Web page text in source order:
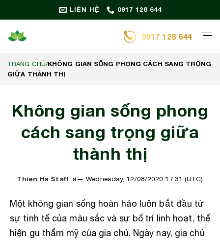
qua
dung
LIÊN HỆ 0917 128 644
0917 128 644
TRANG CHỦ/KHÔNG GIAN SỐNG PHONG CÁCH SANG TRỌNG
GIỮA THÀNH THỊ
Không gian sống phong
cách sang trọng giữa
thành thị
Thien Ha Staff Wednesday, 12/08/2020 17:31 (UTC)
Một không gian sống hoàn hảo luôn bắt đầu từ
sự tinh tế của màu sắc và sự bố trí linh hoạt, thể
hiện gu thẩm mỹ của gia chủ. Ngày nay, gia chủ